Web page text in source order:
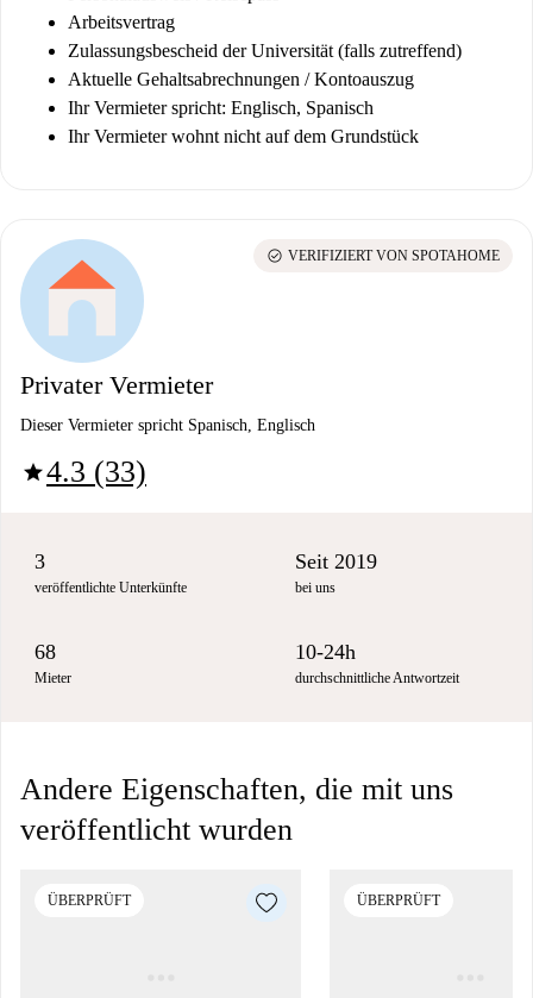
Arbeitsvertrag
Zulassungsbescheid der Universität (falls zutreffend)
Aktuelle Gehaltsabrechnungen / Kontoauszug
Ihr Vermieter spricht: Englisch, Spanisch
Ihr Vermieter wohnt nicht auf dem Grundstück
Privater Vermieter
Dieser Vermieter spricht Spanisch, Englisch
star4.3 (33)
check_circle VERIFIZIERT VON SPOTAHOME
3
veröffentlichte Unterkünfte
Seit 2019
bei uns
68
Mieter
10-24h
durchschnittliche Antwortzeit
Andere Eigenschaften, die mit uns
veröffentlicht wurden
ÜBERPRÜFT ÜBERPRÜFT